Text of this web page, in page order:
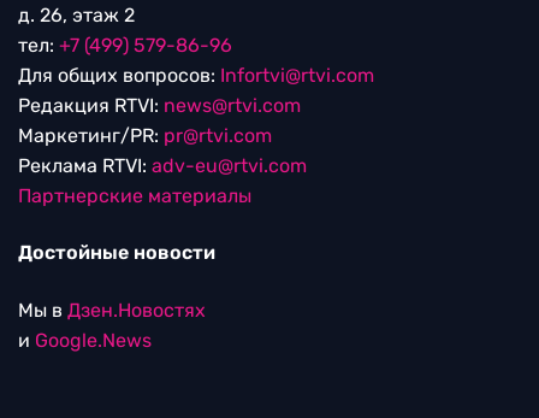
д. 26, этаж 2
тел: +7 (499) 579-86-96
Для общих вопросов: Infortvi@rtvi.com
Редакция RTVI: news@rtvi.com
Маркетинг/PR: pr@rtvi.com
Реклама RTVI: adv-eu@rtvi.com
Партнерские материалы
Достойные новости
Мы в Дзен.Новостях
и Google.News